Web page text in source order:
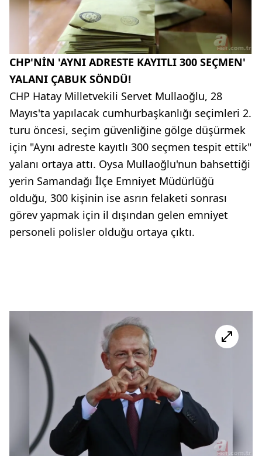
CHP'NİN 'AYNI ADRESTE KAYITLI 300 SEÇMEN'
YALANI ÇABUK SÖNDÜ!
CHP Hatay Milletvekili Servet Mullaoğlu, 28
Mayıs'ta yapılacak cumhurbaşkanlığı seçimleri 2.
turu öncesi, seçim güvenliğine gölge düşürmek
için "Aynı adreste kayıtlı 300 seçmen tespit ettik"
yalanı ortaya attı. Oysa Mullaoğlu'nun bahsettiği
yerin Samandağı İlçe Emniyet Müdürlüğü
olduğu, 300 kişinin ise asrın felaketi sonrası
görev yapmak için il dışından gelen emniyet
personeli polisler olduğu ortaya çıktı.